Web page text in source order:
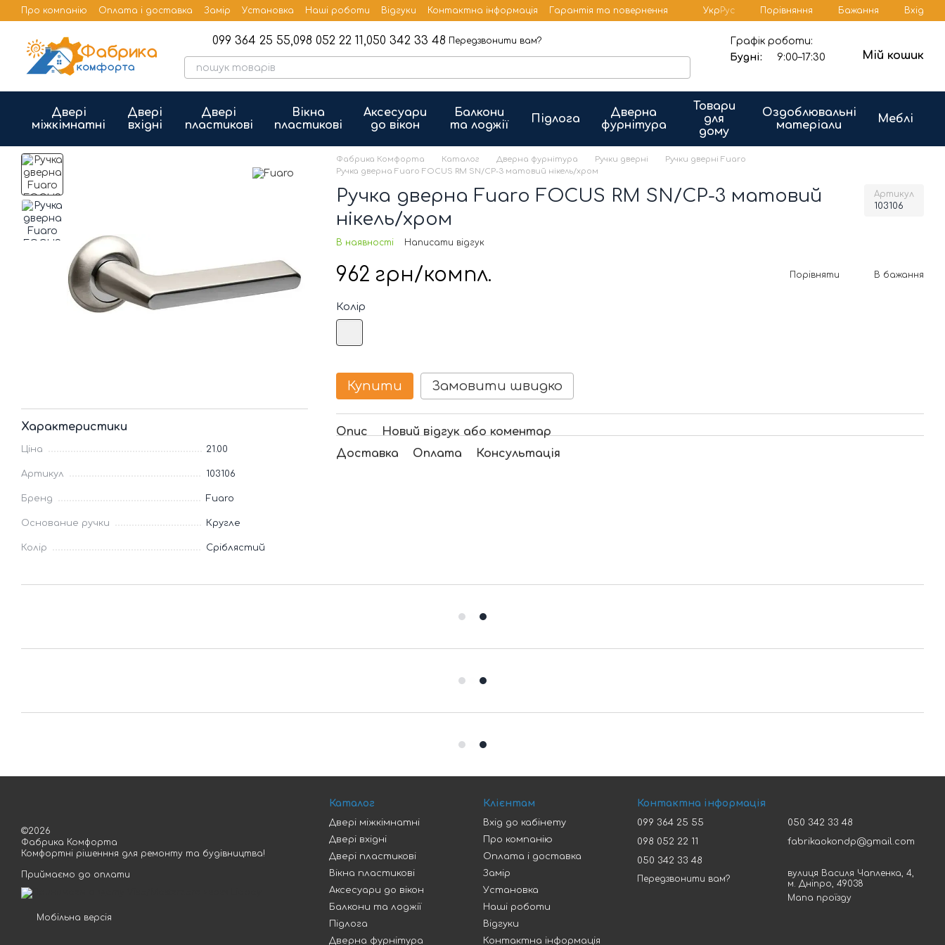
Перейти до основного контенту
Про компанію Оплата і доставка Замір Установка Наші роботи Відгуки Контактна інформація
Гарантія та повернення
Бренди
Публічна оферта
Укр Рус Порівняння Бажання Вхід
099 364 25 55,098 052 22 11,050 342 33 48 Передзвонити вам?
Графік роботи:
Будні:
9:00–17:30 Мій кошик
Двері
міжкімнатні
Двері
вхідні
Двері
пластикові
Вікна
пластикові
Аксесуари
до вікон
Балкони
та лоджії
Підлога
Дверна
фурнітура
Товари
для
дому
Оздоблювальні
матеріали
Меблі
Характеристики
Ціна 21.00
Артикул 103106
Бренд Fuaro
Основание ручки Кругле
Колір Сріблястий
Фабрика Комфорта Каталог Дверна фурнітура Ручки дверні
Ручки дверні Fuaro
Ручка дверна Fuaro FOCUS RM SN/CP-3 матовий нікель/хром
Ручка дверна Fuaro FOCUS RM SN/CP-3 матовий
нікель/хром
Артикул
103106
В наявності Написати відгук
962 грн/компл. Порівняти В бажання
Колір
Купити Замовити швидко
Опис
Новий відгук або коментар
Доставка
Оплата Консультація
©2026
Фабрика Комфорта
Комфортні рішенння для ремонту та будівництва!
Приймаємо до оплати
Мобільна версія
Каталог
Двері міжкімнатні
Двері вхідні
Двері пластикові
Вікна пластикові
Аксесуари до вікон
Балкони та лоджії
Підлога
Дверна фурнітура
Клієнтам
Вхід до кабінету
Про компанію
Оплата і доставка
Замір
Установка
Наші роботи
Відгуки
Контактна інформація
Контактна інформація
099 364 25 55
098 052 22 11
050 342 33 48
Передзвонити вам?
050 342 33 48
fabrikaokondp@gmail.com
вулиця Василя Чапленка, 4,
м. Дніпро, 49038
Мапа проїзду